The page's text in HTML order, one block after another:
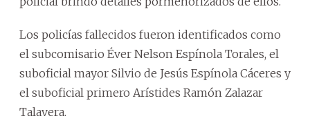
Los policías fallecidos fueron identificados como
el subcomisario Éver Nelson Espínola Torales, el
suboficial mayor Silvio de Jesús Espínola Cáceres y
el suboficial primero Arístides Ramón Zalazar
Talavera.